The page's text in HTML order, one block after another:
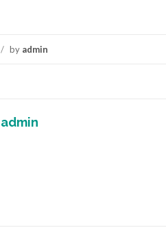
/ by admin
admin